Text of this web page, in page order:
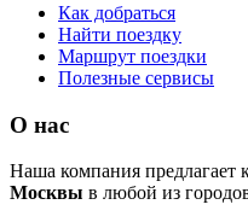
Как добраться
Найти поездку
Маршрут поездки
Полезные сервисы
О нас
Наша компания предлагает
Москвы в любой из